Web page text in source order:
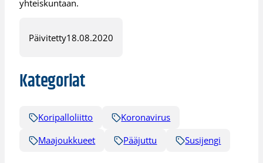
yhteiskuntaan.
Päivitetty18.08.2020
Kategoriat
Koripalloliitto
Koronavirus
Maajoukkueet
Pääjuttu Susijengi